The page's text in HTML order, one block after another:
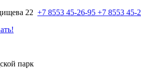
22 +7 8553 45-26-95 +7 8553 45-
парк